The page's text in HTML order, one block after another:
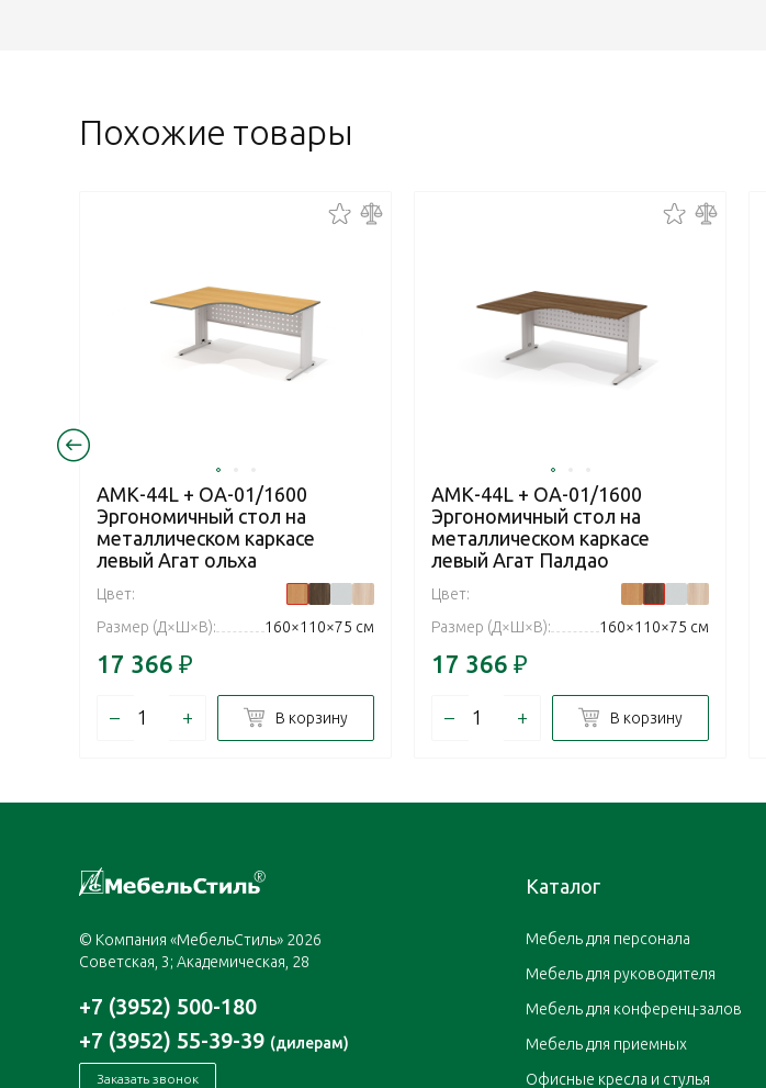
Похожие товары
АМК-44L + ОА-01/1600
Эргономичный стол на
металлическом каркасе
левый Агат ольха
Цвет:
Размер (Д×Ш×В):
160×110×75 см
17 366 ₽
– + В корзину
АМК-44L + ОА-01/1600
Эргономичный стол на
металлическом каркасе
левый Агат Палдао
Цвет:
Размер (Д×Ш×В):
160×110×75 см
17 366 ₽
– + В корзину
© Компания «МебельСтиль» 2026
Советская, 3; Академическая, 28
+7 (3952) 500-180
+7 (3952) 55-39-39 (дилерам)
Заказать звонок
Каталог
Мебель для персонала
Мебель для руководителя
Мебель для конференц-залов
Мебель для приемных
Офисные кресла и стулья